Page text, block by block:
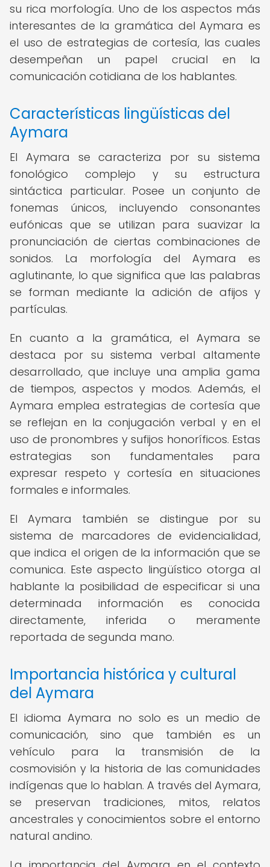
su rica morfología. Uno de los aspectos más
interesantes de la gramática del Aymara es
el uso de estrategias de cortesía, las cuales
desempeñan un papel crucial en la
comunicación cotidiana de los hablantes.
Características lingüísticas del
Aymara
El Aymara se caracteriza por su sistema
fonológico complejo y su estructura
sintáctica particular. Posee un conjunto de
fonemas únicos, incluyendo consonantes
eufónicas que se utilizan para suavizar la
pronunciación de ciertas combinaciones de
sonidos. La morfología del Aymara es
aglutinante, lo que significa que las palabras
se forman mediante la adición de afijos y
partículas.
En cuanto a la gramática, el Aymara se
destaca por su sistema verbal altamente
desarrollado, que incluye una amplia gama
de tiempos, aspectos y modos. Además, el
Aymara emplea estrategias de cortesía que
se reflejan en la conjugación verbal y en el
uso de pronombres y sufijos honoríficos. Estas
estrategias son fundamentales para
expresar respeto y cortesía en situaciones
formales e informales.
El Aymara también se distingue por su
sistema de marcadores de evidencialidad,
que indica el origen de la información que se
comunica. Este aspecto lingüístico otorga al
hablante la posibilidad de especificar si una
determinada información es conocida
directamente, inferida o meramente
reportada de segunda mano.
Importancia histórica y cultural
del Aymara
El idioma Aymara no solo es un medio de
comunicación, sino que también es un
vehículo para la transmisión de la
cosmovisión y la historia de las comunidades
indígenas que lo hablan. A través del Aymara,
se preservan tradiciones, mitos, relatos
ancestrales y conocimientos sobre el entorno
natural andino.